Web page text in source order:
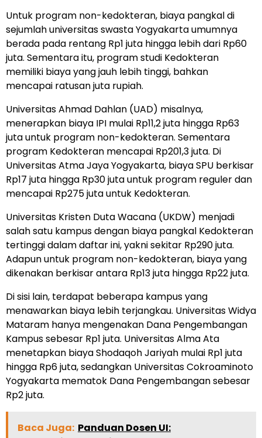
Untuk program non-kedokteran, biaya pangkal di
sejumlah universitas swasta Yogyakarta umumnya
berada pada rentang Rp1 juta hingga lebih dari Rp60
juta. Sementara itu, program studi Kedokteran
memiliki biaya yang jauh lebih tinggi, bahkan
mencapai ratusan juta rupiah.
Universitas Ahmad Dahlan (UAD) misalnya,
menerapkan biaya IPI mulai Rp11,2 juta hingga Rp63
juta untuk program non-kedokteran. Sementara
program Kedokteran mencapai Rp201,3 juta. Di
Universitas Atma Jaya Yogyakarta, biaya SPU berkisar
Rp17 juta hingga Rp30 juta untuk program reguler dan
mencapai Rp275 juta untuk Kedokteran.
Universitas Kristen Duta Wacana (UKDW) menjadi
salah satu kampus dengan biaya pangkal Kedokteran
tertinggi dalam daftar ini, yakni sekitar Rp290 juta.
Adapun untuk program non-kedokteran, biaya yang
dikenakan berkisar antara Rp13 juta hingga Rp22 juta.
Di sisi lain, terdapat beberapa kampus yang
menawarkan biaya lebih terjangkau. Universitas Widya
Mataram hanya mengenakan Dana Pengembangan
Kampus sebesar Rp1 juta. Universitas Alma Ata
menetapkan biaya Shodaqoh Jariyah mulai Rp1 juta
hingga Rp6 juta, sedangkan Universitas Cokroaminoto
Yogyakarta mematok Dana Pengembangan sebesar
Rp2 juta.
Baca Juga: Panduan Dosen UI: